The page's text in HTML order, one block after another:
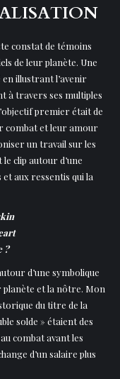
constat de témoins
de leur planète. Une
en illustrant l’avenir
à travers ses multiples
premier était de
combat et leur amour
un travail sur les
clip autour d’une
aux ressentis qui la
?
d’une symbolique
et la nôtre. Mon
du titre de la
solde » étaient des
combat avant les
d’un salaire plus